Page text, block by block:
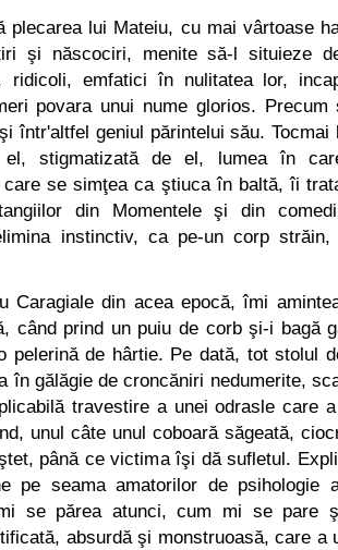
plecarea lui Mateiu, cu mai vârtoase
şi născociri, menite să-l situieze
ridicoli, emfatici în nulitatea lor,
povara unui nume glorios. Precum
într'altfel geniul părintelui său. Tocmai
el, stigmatizată de el, lumea în
se simţea ca ştiuca în baltă, îi
din Momentele şi din
instinctiv, ca pe-un corp străin,
Caragiale din acea epocă, îmi
când prind un puiu de corb şi-i bagă
pelerină de hârtie. Pe dată, tot stolul
în gălăgie de croncăniri nedumerite,
travestire a unei odrasle care
unul câte unul coboară săgeată,
până ce victima îşi dă sufletul.
pe seama amatorilor de psihologie
se părea atunci, cum mi se pare
absurdă şi monstruoasă, care a